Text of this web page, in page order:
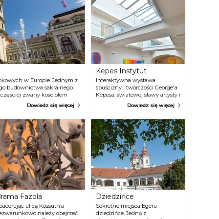
więc mężczyźni nie mogli się przyglądać kobietom,
rzecz biorąc, mogli jedynie pośrednio. Jak dokładnie? A czego
zrobi dobra matka dla swojego syna? W tamtych czasach było
przyjęte, że kobieta mająca syna najpierw sama oglądała w
łaźniach nagie, młode dziewczęta, robiąc to dla swojego syna.
takiej historii łatwo dać się ponieść wyobraźni, ale prawda była
prozaiczna: matkom chodziło o przekonanie się, czy potencjalna
jest zdrowa i zdolna rodzić dzieci.
w Europie. Jednym z
budownictwa sakralnego
zwany kościołem
świętemu Antoniemu.
architekt
Dowiedz się więcej
Kepes Instytut
Interaktywna wystawa
spuścizny i twórczości George'a
Kepesa, światowej sławy artysty i
teoretyka, a także wpływu sztuki
i filozofii Kepesa na sztukę
przestrzeni wystawienniczej
sztuki w północnych Węgrzech.
Dowiedz się więcej
Fazola
ulicą Kossuth’a
należy obejrzeć
Dziedzińce
Sekretne miejsca Egeru –
dziedzińce. Jedną z